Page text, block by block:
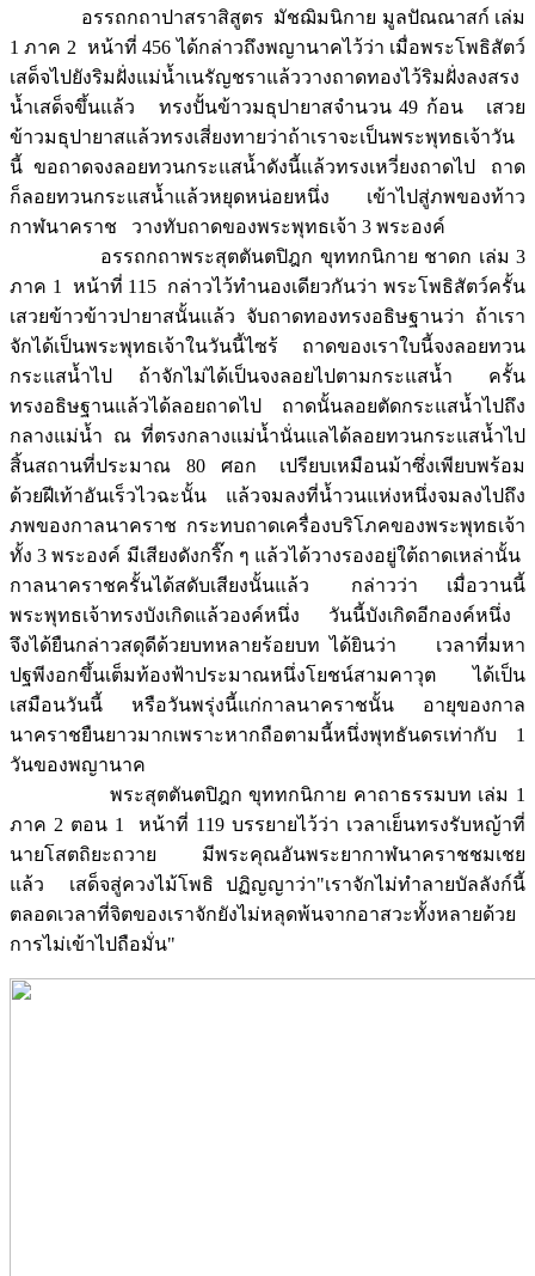
อรรถกถาปาสราสิสูตร มัชฌิมนิกาย มูลปัณณาสก์ เล่ม
1 ภาค 2 หน้าที่ 456 ได้กล่าวถึงพญานาคไว้ว่า เมื่อพระโพธิสัตว์
เสด็จไปยังริมฝั่งแม่น้ำเนรัญชราแล้ววางถาดทองไว้ริมฝั่งลงสรง
น้ำเสด็จขึ้นแล้ว ทรงปั้นข้าวมธุปายาสจำนวน 49 ก้อน เสวย
ข้าวมธุปายาสแล้วทรงเสี่ยงทายว่าถ้าเราจะเป็นพระพุทธเจ้าวัน
นี้ ขอถาดจงลอยทวนกระแสน้ำดังนี้แล้วทรงเหวี่ยงถาดไป ถาด
ก็ลอยทวนกระแสน้ำแล้วหยุดหน่อยหนึ่ง เข้าไปสู่ภพของท้าว
กาฬนาคราช วางทับถาดของพระพุทธเจ้า 3 พระองค์
อรรถกถาพระสุตตันตปิฎก ขุททกนิกาย ชาดก เล่ม 3
ภาค 1 หน้าที่ 115 กล่าวไว้ทำนองเดียวกันว่า พระโพธิสัตว์ครั้น
เสวยข้าวข้าวปายาสนั้นแล้ว จับถาดทองทรงอธิษฐานว่า ถ้าเรา
จักได้เป็นพระพุทธเจ้าในวันนี้ไซร้ ถาดของเราใบนี้จงลอยทวน
กระแสน้ำไป ถ้าจักไม่ได้เป็นจงลอยไปตามกระแสน้ำ ครั้น
ทรงอธิษฐานแล้วได้ลอยถาดไป ถาดนั้นลอยตัดกระแสน้ำไปถึง
กลางแม่น้ำ ณ ที่ตรงกลางแม่น้ำนั่นแลได้ลอยทวนกระแสน้ำไป
สิ้นสถานที่ประมาณ 80 ศอก เปรียบเหมือนม้าซึ่งเพียบพร้อม
ด้วยฝีเท้าอันเร็วไวฉะนั้น แล้วจมลงที่น้ำวนแห่งหนึ่งจมลงไปถึง
ภพของกาลนาคราช กระทบถาดเครื่องบริโภคของพระพุทธเจ้า
ทั้ง 3 พระองค์ มีเสียงดังกริ๊ก ๆ แล้วได้วางรองอยู่ใต้ถาดเหล่านั้น
กาลนาคราชครั้นได้สดับเสียงนั้นแล้ว กล่าวว่า เมื่อวานนี้
พระพุทธเจ้าทรงบังเกิดแล้วองค์หนึ่ง วันนี้บังเกิดอีกองค์หนึ่ง
จึงได้ยืนกล่าวสดุดีด้วยบทหลายร้อยบท ได้ยินว่า เวลาที่มหา
ปฐพีงอกขึ้นเต็มท้องฟ้าประมาณหนึ่งโยชน์สามคาวุต ได้เป็น
เสมือนวันนี้ หรือวันพรุ่งนี้แก่กาลนาคราชนั้น อายุของกาล
นาคราชยืนยาวมากเพราะหากถือตามนี้หนึ่งพุทธันดรเท่ากับ 1
วันของพญานาค
พระสุตตันตปิฎก ขุททกนิกาย คาถาธรรมบท เล่ม 1
ภาค 2 ตอน 1 หน้าที่ 119 บรรยายไว้ว่า เวลาเย็นทรงรับหญ้าที่
นายโสตถิยะถวาย มีพระคุณอันพระยากาฬนาคราชชมเชย
แล้ว เสด็จสู่ควงไม้โพธิ ปฏิญญาว่า"เราจักไม่ทำลายบัลลังก์นี้
ตลอดเวลาที่จิตของเราจักยังไม่หลุดพ้นจากอาสวะทั้งหลายด้วย
การไม่เข้าไปถือมั่น"